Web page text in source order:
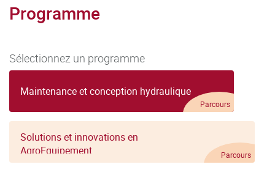
Programme
Sélectionnez un programme
Maintenance et conception hydraulique
Parcours
Solutions et innovations en
AgroEquipement
Parcours